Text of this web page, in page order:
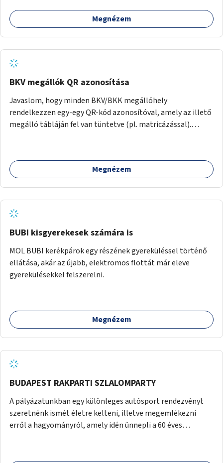
ki lehessen venni az oda pottyanó jegyet.
Megnézem
BKV megállók QR azonosítása
Javaslom, hogy minden BKV/BKK megállóhely
rendelkezzen egy-egy QR-kód azonosítóval, amely az illető
megálló tábláján fel van tüntetve (pl. matricázással).
aktuális menetrendje, hasonlóan ahhoz, ahogy az a
BudapestGO-val megtehető a "Megállóhelyi indulások"
kényelmesebb lenne minden olyan helyen, ahol nincsen
központilag vezérelt tájékoztató display.
Megnézem
BUBI kisgyerekesek számára is
MOL BUBI kerékpárok egy részének gyereküléssel történő
ellátása, akár az újabb, elektromos flottát már eleve
gyerekülésekkel felszerelni.
Megnézem
BUDAPEST RAKPARTI SZLALOMPARTY
A pályázatunkban egy különleges autósport rendezvényt
szeretnénk ismét életre kelteni, illetve megemlékezni
erről a hagyományról, amely idén ünnepli a 60 éves